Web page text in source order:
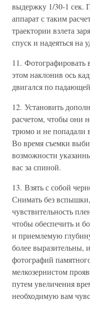
выдержку 1/30-1 сек.
аппарат с таким
траектории взлета
спуск и надеяться на
11. Фотографировать
этом наклонив ось
двигался по
12. Установить
расчетом, чтобы они
трюмо и не попадали
Во время съемки
возможности
вас за спиной.
13. Взять с собой
Снимать без
чувствительность
чтобы обеспечить и
и приемлемую
более выразительны,
фотографий
мелкозернистом
путем увеличения
необходимую вам